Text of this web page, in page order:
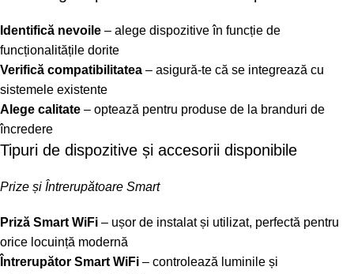
Identifică nevoile – alege dispozitive în funcție de
funcționalitățile dorite
Verifică compatibilitatea – asigură-te că se integrează cu
sistemele existente
Alege calitate – optează pentru produse de la branduri de
încredere
Tipuri de dispozitive și accesorii disponibile
Prize și Întrerupătoare Smart
Priză Smart WiFi – ușor de instalat și utilizat, perfectă pentru
orice locuință modernă
Întrerupător Smart WiFi – controlează luminile și